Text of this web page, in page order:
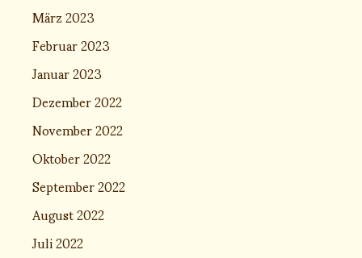
März 2023
Februar 2023
Januar 2023
Dezember 2022
November 2022
Oktober 2022
September 2022
August 2022
Juli 2022